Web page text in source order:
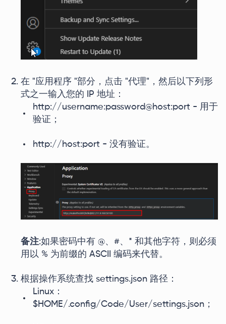
在 "应用程序 "部分，点击 "代理"，然后以下列形
式之一输入您的 IP 地址：
http://username:password@host:port - 用于
验证；
http://host:port - 没有验证。
备注:如果密码中有 @、#、* 和其他字符，则必须
用以 % 为前缀的 ASCII 编码来代替。
根据操作系统查找 settings.json 路径：
Linux：
$HOME/.config/Code/User/settings.json；